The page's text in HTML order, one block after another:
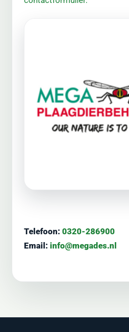
Telefoon: 0320-286900
Email: info@megades.nl